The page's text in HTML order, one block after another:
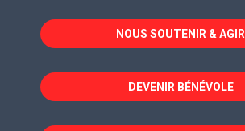
dans
une
fenêtre
dans
une
fenêtre
dans
une
fenêtre
NOUS SOUTENIR & AGIR
DEVENIR BÉNÉVOLE